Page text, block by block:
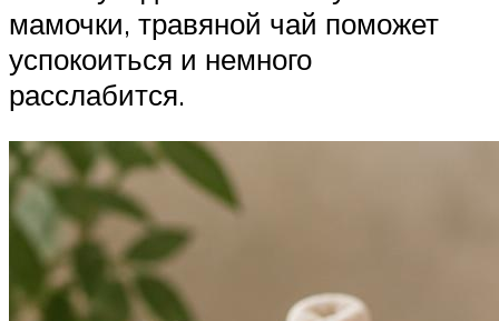
мамочки, травяной чай поможет
успокоиться и немного
расслабится.